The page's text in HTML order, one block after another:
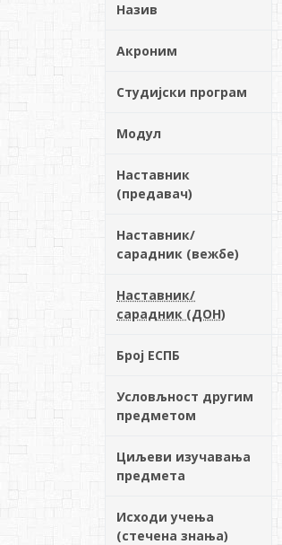
Назив
Акроним
Студијски програм
Модул
Наставник
(предавач)
Наставник/
сарадник (вежбе)
Наставник/
сарадник (ДОН)
Број ЕСПБ
Условљност другим
предметом
Циљеви изучавања
предмета
Исходи учења
(стечена знања)